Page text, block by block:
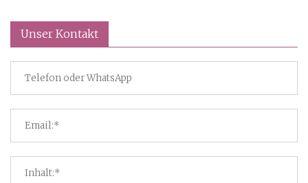
Unser Kontakt